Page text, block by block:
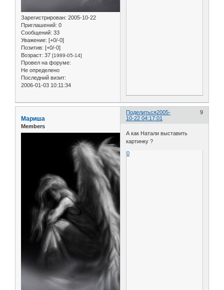
Зарегистрирован: 2005-10-22
Приглашений: 0
Сообщений: 33
Уважение: [+0/-0]
Позитив: [+0/-0]
Возраст: 37 [1989-05-14]
Провел на форуме:
Не определено
Последний визит:
2006-01-03 10:11:34
Поделиться 9
2005-
10-22 04:17:01
Мариша
Members
А как Натали выставить
картинку ?
0